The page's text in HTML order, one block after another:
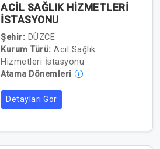
ACİL SAĞLIK HİZMETLERİ
İSTASYONU
Şehir: DÜZCE
Kurum Türü: Acil Sağlık
Hizmetleri İstasyonu
Atama Dönemleri
Detayları Gör